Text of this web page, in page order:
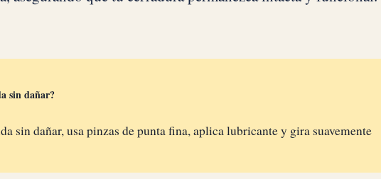
sin dañar?
sin dañar, usa pinzas de punta fina, aplica lubricante y gira suavemente